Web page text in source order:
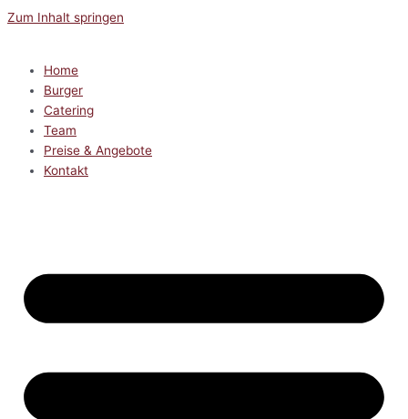
Zum Inhalt springen
Home
Burger
Catering
Team
Preise & Angebote
Kontakt